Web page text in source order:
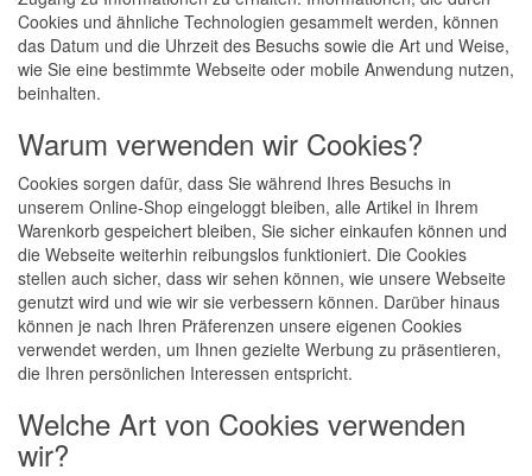
Cookies und ähnliche Technologien gesammelt werden, können
das Datum und die Uhrzeit des Besuchs sowie die Art und Weise,
wie Sie eine bestimmte Webseite oder mobile Anwendung nutzen,
beinhalten.
Warum verwenden wir Cookies?
Cookies sorgen dafür, dass Sie während Ihres Besuchs in
unserem Online-Shop eingeloggt bleiben, alle Artikel in Ihrem
Warenkorb gespeichert bleiben, Sie sicher einkaufen können und
die Webseite weiterhin reibungslos funktioniert. Die Cookies
stellen auch sicher, dass wir sehen können, wie unsere Webseite
genutzt wird und wie wir sie verbessern können. Darüber hinaus
können je nach Ihren Präferenzen unsere eigenen Cookies
verwendet werden, um Ihnen gezielte Werbung zu präsentieren,
die Ihren persönlichen Interessen entspricht.
Welche Art von Cookies verwenden
wir?